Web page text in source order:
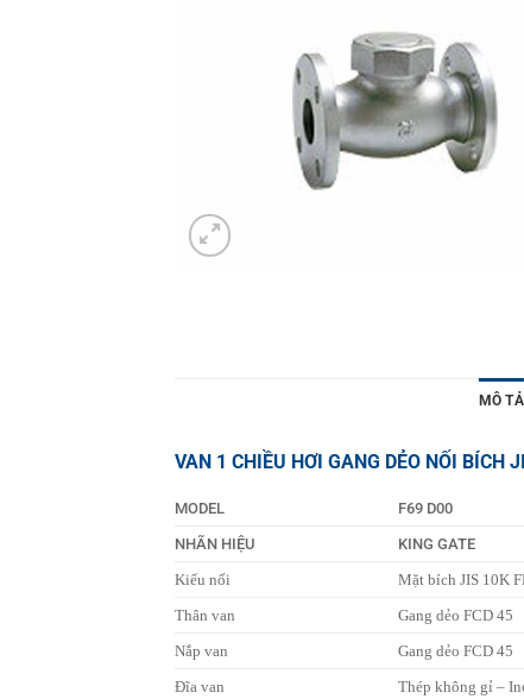
MÔ TẢ
VAN 1 CHIỀU HƠI GANG DẺO NỐI BÍCH
MODEL
F69 D00
NHÃN HIỆU
KING GATE
Kiểu nối
Mặt bích JIS 10K
Thân van
Gang dẻo FCD 45
Nắp van
Gang dẻo FCD 45
Đĩa van
Thép không gỉ –